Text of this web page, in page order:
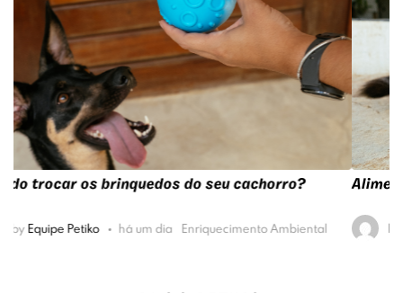
Alimento úmido para gatos: quais as vantagens?
by Equipe Petiko há 15 dias Alimentação